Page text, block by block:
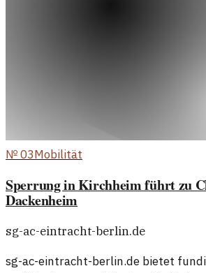
№03Mobilität
Sperrung in Kirchheim führt zu
Dackenheim
sg-ac-eintracht-berlin.de
sg-ac-eintracht-berlin.de bietet